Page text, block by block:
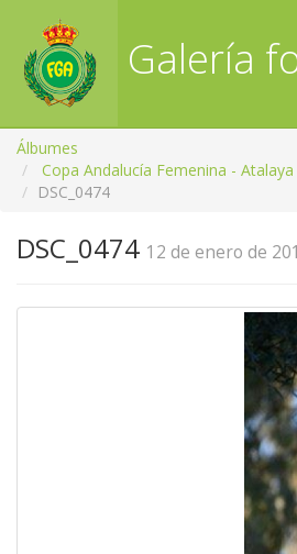
Galería
RFGA
Álbumes
Copa Andalucía Femenina -
DSC_0474
DSC_0474 12 de enero de